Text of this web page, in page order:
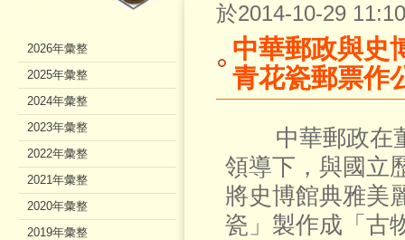
於2014-10-29
中華郵政與史
青花瓷郵票作
中華郵政在董
領導下，與國立
將史博館典雅美
瓷」製作成「古
2026年彙整
2025年彙整
2024年彙整
2023年彙整
2022年彙整
2021年彙整
2020年彙整
2019年彙整